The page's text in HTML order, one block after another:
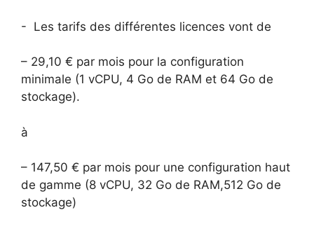
- Les tarifs des différentes licences vont de
– 29,10 € par mois pour la configuration
minimale (1 vCPU, 4 Go de RAM et 64 Go de
stockage).
à
– 147,50 € par mois pour une configuration haut
de gamme (8 vCPU, 32 Go de RAM,512 Go de
stockage)